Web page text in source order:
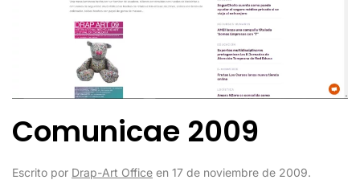
Comunicae 2009
Escrito por Drap-Art Office en 17 de noviembre de 2009.